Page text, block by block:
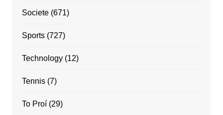
Societe(671)
Sports(727)
Technology(12)
Tennis(7)
To Proí(29)